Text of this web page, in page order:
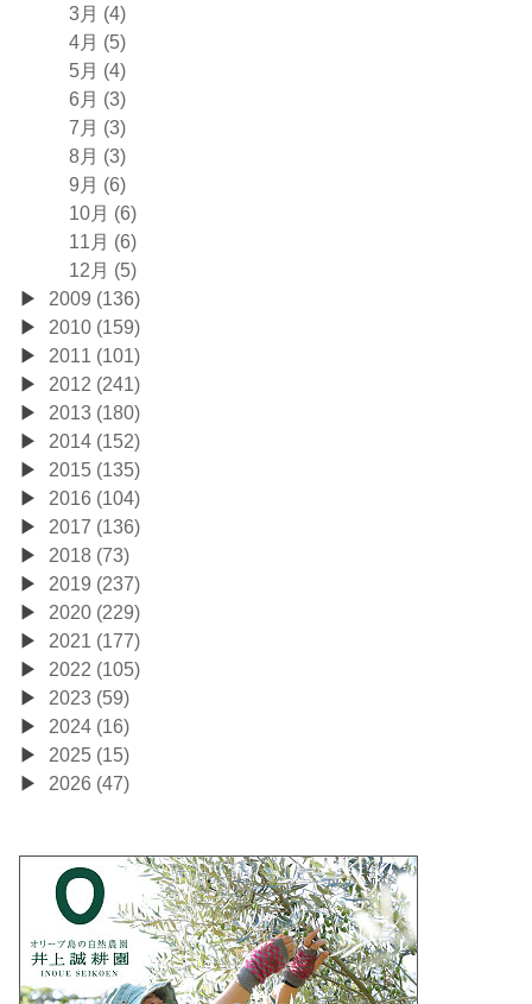
3月 (4)
4月 (5)
5月 (4)
6月 (3)
7月 (3)
8月 (3)
9月 (6)
10月 (6)
11月 (6)
12月 (5)
2009 (136)
2010 (159)
2011 (101)
2012 (241)
2013 (180)
2014 (152)
2015 (135)
2016 (104)
2017 (136)
2018 (73)
2019 (237)
2020 (229)
2021 (177)
2022 (105)
2023 (59)
2024 (16)
2025 (15)
2026 (47)